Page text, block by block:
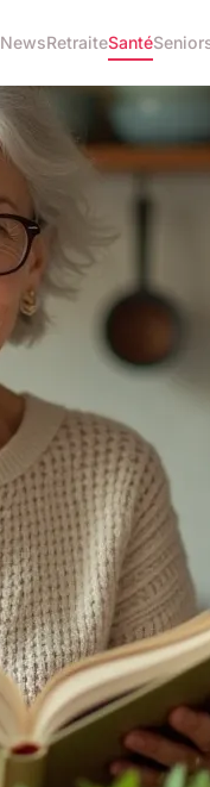
NewsRetraiteSanté